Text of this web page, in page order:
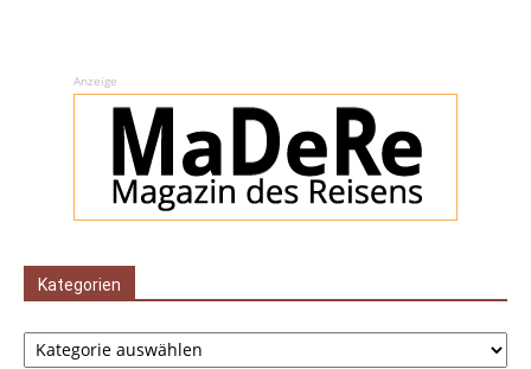
Anzeige
Kategorien
Kategorien